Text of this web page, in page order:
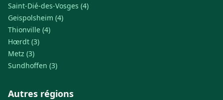
Saint-Dié-des-Vosges (4)
Geispolsheim (4)
Thionville (4)
Hœrdt (3)
Metz (3)
Sundhoffen (3)
Autres régions